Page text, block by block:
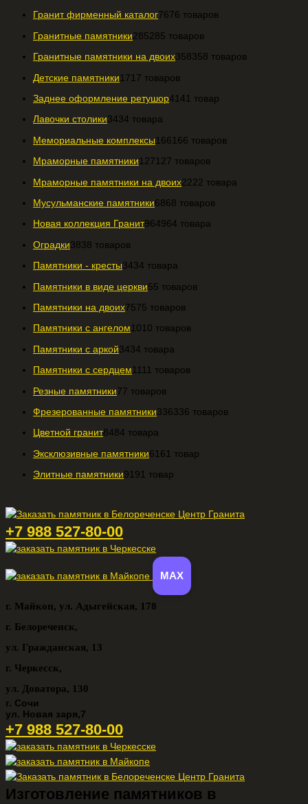
Гранит фирменный каталог7676 товаров
Гранитные памятники285285 товаров
Гранитные памятники на двоих358358 товаров
Детские памятники 17 17 товаров
Заднее оформление ретушор41 41 товар
Лавочки столики3434 товара
Мемориальные комплексы 166 166 товаров
Мраморные памятники127127 товаров
Мраморные памятники на двоих2222 товара
Мусульманские памятники6868 товаров
Новая коллекция Гранит964964 товара
Оградки3838 товаров
Памятники - кресты3434 товара
Памятники в виде церкви55 товаров
Памятники на двоих7575 товаров
Памятники с ангелом1010 товаров
Памятники с аркой3434 товара
Памятники с сердцем1111 товаров
Резные памятники77 товаров
Фрезерованные памятники336336 товаров
Цветной гранит8484 товара
Эксклюзивные памятники61 61 товар
Элитные памятники9191 товар
+7 988 527-80-00
MAX
г. Майкоп, ул. Адыгейская, 178
г. Белореченск,
ул. Гражданская, 13
г. Черкесск,
ул. Доватора, 130
г. Сочи
ул. Новая заря,7
+7 988 527-80-00
Изготовление памятников в